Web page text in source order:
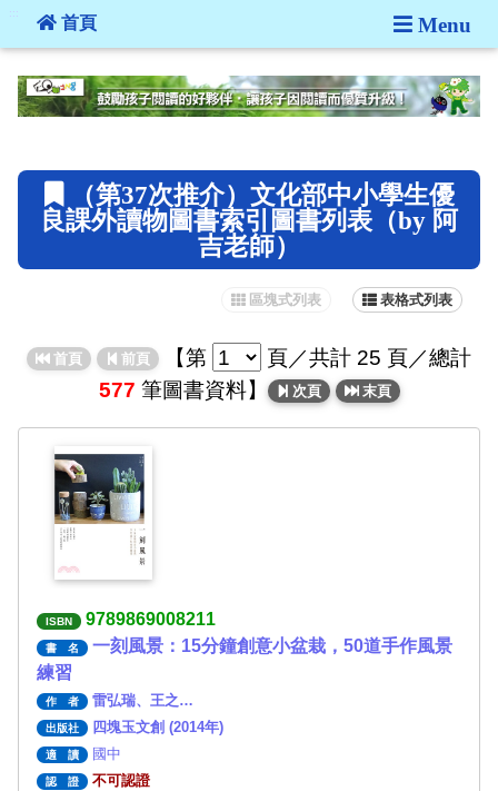
:::
首頁 Menu
（第37次推介）文化部中小學生優
良課外讀物圖書索引圖書列表（by 阿
吉老師）
表格式列表
區塊式列表
首頁 前頁 【第 頁／共計 25 頁／總計
577 筆圖書資料】 次頁 末頁
ISBN 9789869008211
書 名
一刻風景：15分鐘創意小盆栽，50道手作風景
練習
作 者 雷弘瑞、王之…
出版社 四塊玉文創 (2014年)
適 讀 國中
認 證 不可認證